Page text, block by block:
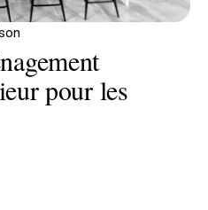
pour les